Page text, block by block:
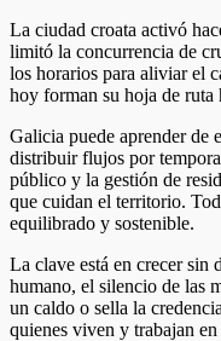
La ciudad croata activó
limitó la concurrencia de
los horarios para aliviar el
hoy forman su hoja de ruta
Galicia puede aprender de
distribuir flujos por
público y la gestión de
que cuidan el territorio.
equilibrado y sostenible.
La clave está en crecer sin
humano, el silencio de las
un caldo o sella la
quienes viven y trabajan en